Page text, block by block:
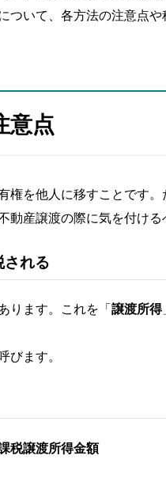
いて、各方法の注意点や
意点
権を他人に移すことです
動産譲渡の際に気を付け
される
ります。これを「 譲渡所得
びます。
税譲渡所得金額